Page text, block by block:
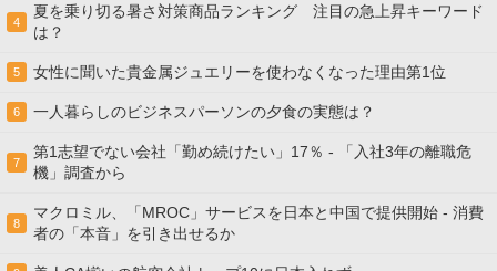
4
夏を乗り切る暑さ対策商品ランキング 注目の急上昇キーワード
は？
5 女性に聞いた貴金属ジュエリーを使わなくなった理由第1位
6 一人暮らしのビジネスパーソンの夕食の実態は？
7
第1志望でない会社「勤め続けたい」17％ - 「入社3年の離職危
機」調査から
8
マクロミル、「MROC」サービスを日本と中国で提供開始 - 消費
者の「本音」を引き出せるか